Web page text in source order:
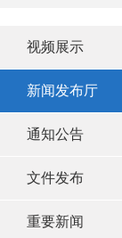
视频展示
新闻发布厅
通知公告
文件发布
重要新闻